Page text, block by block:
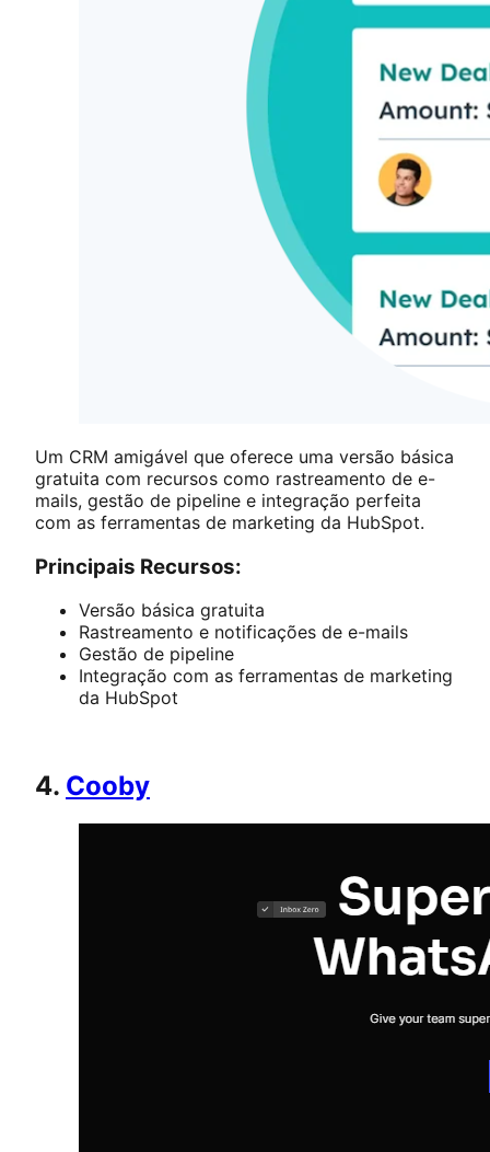
Um CRM amigável que oferece uma versão básica
gratuita com recursos como rastreamento de e-
mails, gestão de pipeline e integração perfeita
com as ferramentas de marketing da HubSpot.
Principais Recursos:
Versão básica gratuita
Rastreamento e notificações de e-mails
Gestão de pipeline
Integração com as ferramentas de marketing
da HubSpot
4. Cooby